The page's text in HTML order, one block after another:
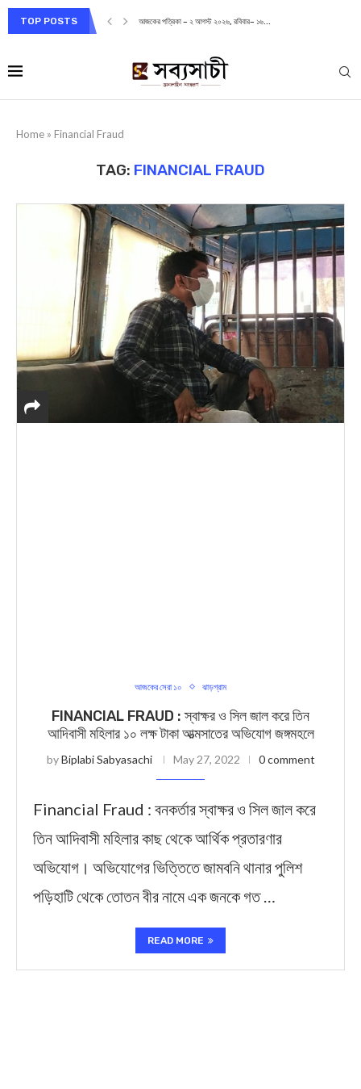
TOP POSTS আজকের পত্রিকা – ২ আগস্ট ২০২৬, রবিবার– ১৬...
Home » Financial Fraud
TAG: FINANCIAL FRAUD
আজকের সেরা ১০ ঝাড়গ্রাম
FINANCIAL FRAUD : স্বাক্ষর ও সিল জাল করে তিন
আদিবাসী মহিলার ১০ লক্ষ টাকা আত্মসাতের অভিযোগ জঙ্গমহলে
byBiplabi Sabyasachi May 27, 2022 0 comment
Financial Fraud : বনকর্তার স্বাক্ষর ও সিল জাল করে
তিন আদিবাসী মহিলার কাছ থেকে আর্থিক প্রতারণার
অভিযোগ। অভিযোগের ভিত্তিতে জামবনি থানার পুলিশ
পড়িহাটি থেকে তোতন বীর নামে এক জনকে গত …
READ MORE